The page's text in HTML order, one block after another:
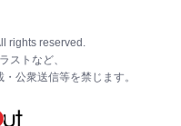
rights reserved.
ストなど、
公衆送信等を禁じます。